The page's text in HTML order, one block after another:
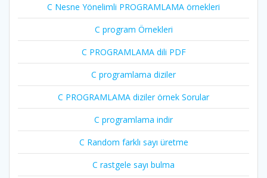
C Nesne Yönelimli PROGRAMLAMA örnekleri
C program Örnekleri
C PROGRAMLAMA dili PDF
C programlama diziler
C PROGRAMLAMA diziler örnek Sorular
C programlama indir
C Random farklı sayı üretme
C rastgele sayı bulma